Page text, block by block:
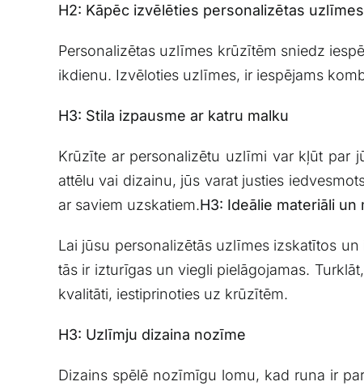
H2: Kāpēc⁤ izvēlēties personalizētas‍
Personalizētas uzlīmes krūzītēm sniedz
ikdienu. Izvēloties uzlīmes, ir ⁢iespējams
H3: ‌Stila izpausme ar katru malku
Krūzīte ar personalizētu uzlīmi ⁤var‍ kļūt ⁤par‌
⁤attēlu⁤ vai ‌dizainu, jūs varat justies
‌ar ​saviem uzskatiem.H3: Ideālie materiāli
Lai jūsu personalizētās ​uzlīmes⁤ izskatītos
tās ir izturīgas⁣ un viegli‌ pielāgojamas.
kvalitāti, iestiprinoties uz krūzītēm.
H3:⁤ Uzlīmju dizaina nozīme
Dizains spēlē ‌nozīmīgu lomu, kad runa ir